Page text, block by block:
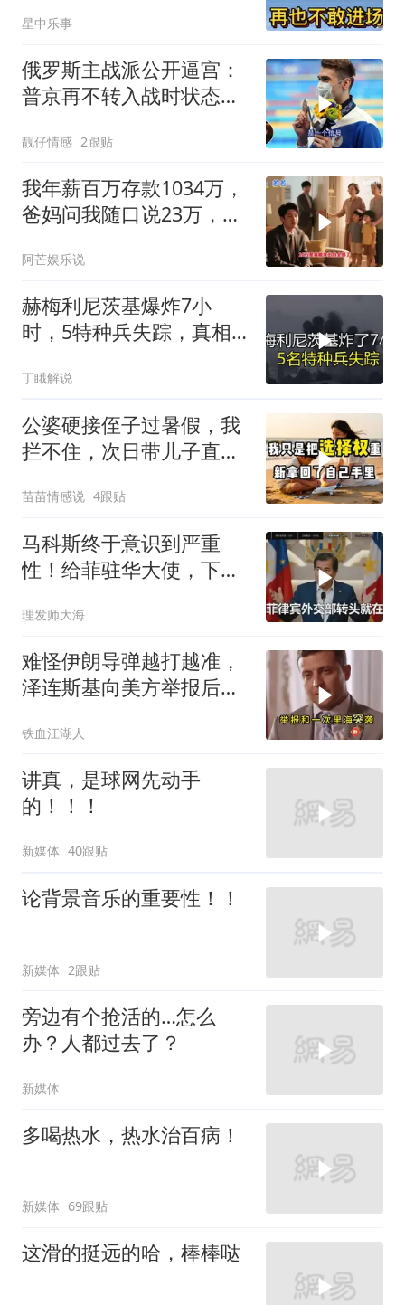
星中乐事
俄罗斯主战派公开逼宫：
普京再不转入战时状态，
靓仔情感 2跟贴
我年薪百万存款1034万，
爸妈问我随口说23万，结
阿芒娱乐说
赫梅利尼茨基爆炸7小
时，5特种兵失踪，真相
丁睋解说
公婆硬接侄子过暑假，我
拦不住，次日带儿子直飞
苗苗情感说 4跟贴
马科斯终于意识到严重
性！给菲驻华大使，下达
理发师大海
难怪伊朗导弹越打越准，
泽连斯基向美方举报后，
铁血江湖人
讲真，是球网先动手
的！！！
新媒体 40跟贴
论背景音乐的重要性！！
新媒体 2跟贴
旁边有个抢活的…怎么
办？人都过去了？
新媒体
多喝热水，热水治百病！
新媒体 69跟贴
这滑的挺远的哈，棒棒哒